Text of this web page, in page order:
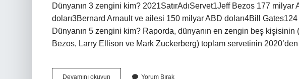
Dünyanın 3 zengini kim? 2021SatırAdıServet1Jeff Bezos 177
doları3Bernard Arnault ve ailesi 150 milyar ABD doları4Bill Gates124
Dünyanın 5 zengini kim? Raporda, dünyanın en zengin beş
Bezos, Larry Ellison ve Mark Zuckerberg) toplam servetinin
Devamını okuyun Dunyanin
Yorum Bırak